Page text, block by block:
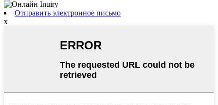
Отправить электронное письмо
x